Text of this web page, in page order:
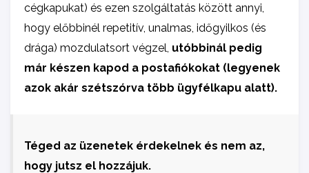
cégkapukat) és ezen szolgáltatás között annyi,
hogy előbbinél repetitív, unalmas, időgyilkos (és
drága) mozdulatsort végzel, utóbbinál pedig
már készen kapod a postafiókokat (legyenek
azok akár szétszórva több ügyfélkapu alatt).
Téged az üzenetek érdekelnek és nem az,
hogy jutsz el hozzájuk.